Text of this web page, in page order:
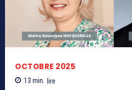
OCTOBRE 2025
13 min. lire